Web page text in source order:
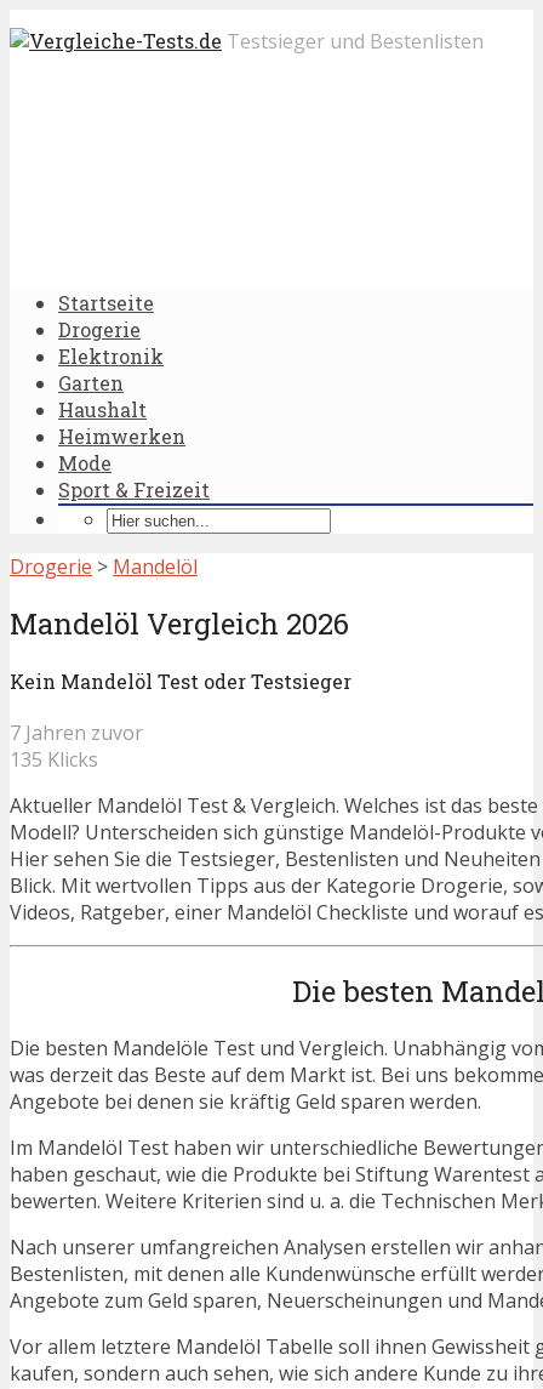
Testsieger und Bestenlisten
Startseite
Drogerie
Elektronik
Garten
Haushalt
Heimwerken
Mode
Sport & Freizeit
Drogerie > Mandelöl
Mandelöl Vergleich 2026
Kein Mandelöl Test oder Testsieger
7 Jahren zuvor
135 Klicks
Aktueller Mandelöl Test & Vergleich. Welches ist das
Modell? Unterscheiden sich günstige Mandelöl-Produkte
Hier sehen Sie die Testsieger, Bestenlisten und
Blick. Mit wertvollen Tipps aus der Kategorie Drogerie,
Videos, Ratgeber, einer Mandelöl Checkliste und worauf
Die besten
Die besten Mandelöle Test und Vergleich. Unabhängig
was derzeit das Beste auf dem Markt ist. Bei uns
Angebote bei denen sie kräftig Geld sparen werden.
Im Mandelöl Test haben wir unterschiedliche
haben geschaut, wie die Produkte bei Stiftung Warentest
bewerten. Weitere Kriterien sind u. a. die Technischen
Nach unserer umfangreichen Analysen erstellen wir
Bestenlisten, mit denen alle Kundenwünsche erfüllt
Angebote zum Geld sparen, Neuerscheinungen und
Vor allem letztere Mandelöl Tabelle soll ihnen
kaufen, sondern auch sehen, wie sich andere Kunde zu